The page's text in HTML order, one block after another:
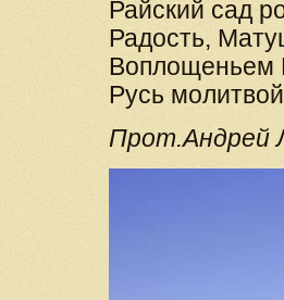
Райский сад
Радость,
Воплощеньем
Русь
Прот.Андрей